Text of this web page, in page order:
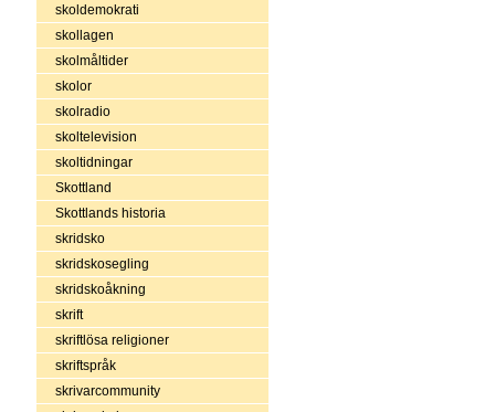
skoldemokrati
skollagen
skolmåltider
skolor
skolradio
skoltelevision
skoltidningar
Skottland
Skottlands historia
skridsko
skridskosegling
skridskoåkning
skrift
skriftlösa religioner
skriftspråk
skrivarcommunity